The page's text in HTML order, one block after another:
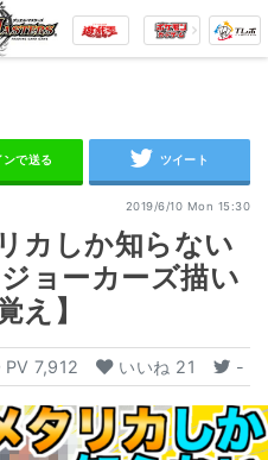
2019/6/10 Mon 15:30
カしか知らない
ョーカーズ描い
え】
PV7,912 いいね 21 -